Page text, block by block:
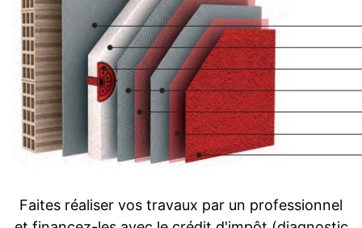
Faites réaliser vos travaux par un professionnel